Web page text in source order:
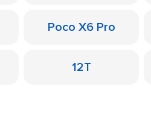
Poco X6 Pro
12T